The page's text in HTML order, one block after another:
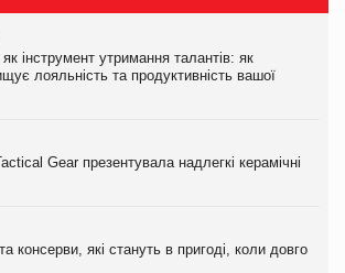
інструмент утримання талантів: як
лояльність та продуктивність вашої
Gear презентувала надлегкі керамічні
консерви, які стануть в пригоді, коли довго